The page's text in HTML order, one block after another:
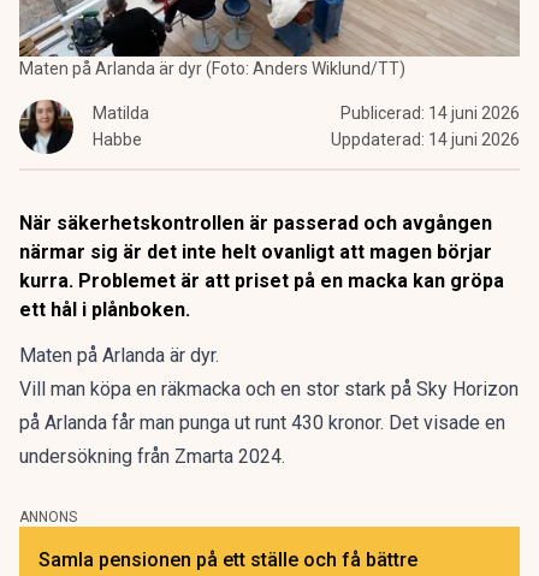
Maten på Arlanda är dyr (Foto: Anders Wiklund/TT)
Matilda
Habbe
Publicerad: 14 juni 2026
Uppdaterad: 14 juni 2026
När säkerhetskontrollen är passerad och avgången
närmar sig är det inte helt ovanligt att magen börjar
kurra. Problemet är att priset på en macka kan gröpa
ett hål i plånboken.
Maten på Arlanda är dyr.
Vill man köpa en räkmacka och en stor stark på Sky Horizon
på Arlanda får man punga ut runt 430 kronor. Det visade en
undersökning från Zmarta 2024.
ANNONS
Samla pensionen på ett ställe och få bättre